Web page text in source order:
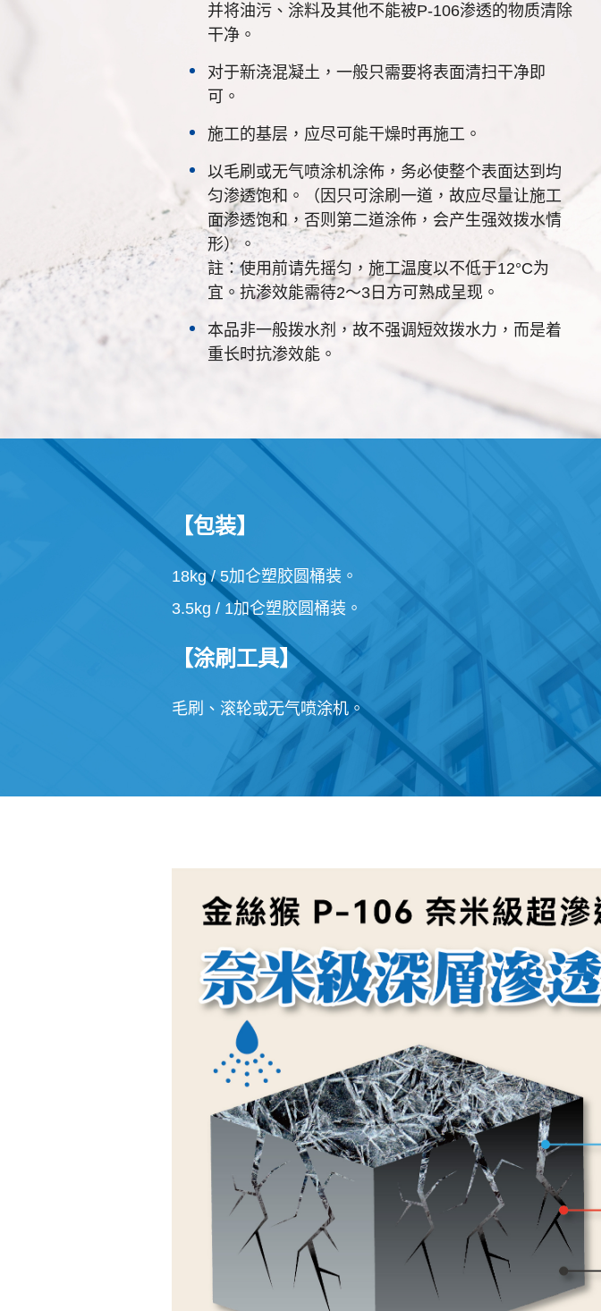
并将油污、涂料及其他不能被P-106渗透的物质清除
干净。
对于新浇混凝土，一般只需要将表面清扫干净即
可。
施工的基层，应尽可能干燥时再施工。
以毛刷或无气喷涂机涂佈，务必使整个表面达到均
匀渗透饱和。（因只可涂刷一道，故应尽量让施工
面渗透饱和，否则第二道涂佈，会产生强效拨水情
形）。
註：使用前请先摇匀，施工温度以不低于12°C为
宜。抗渗效能需待2～3日方可熟成呈现。
本品非一般拨水剂，故不强调短效拨水力，而是着
重长时抗渗效能。
【包装】
18kg / 5加仑塑胶圆桶装。
3.5kg / 1加仑塑胶圆桶装。
【涂刷工具】
毛刷、滚轮或无气喷涂机。